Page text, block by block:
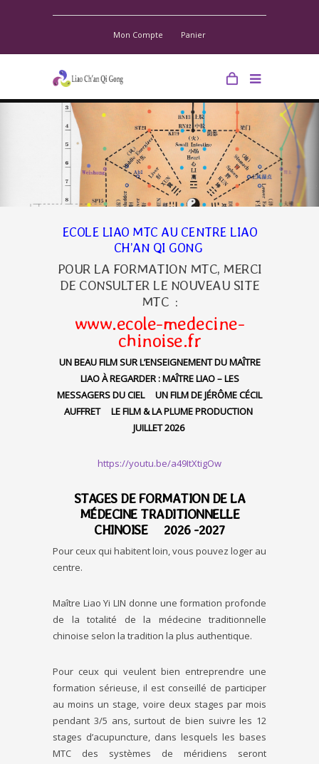
Mon Compte Panier
ECOLE LIAO MTC AU CENTRE LIAO
CH’AN QI GONG
POUR LA FORMATION MTC, MERCI
DE CONSULTER LE NOUVEAU SITE
MTC :
www.ecole-medecine-
chinoise.fr
UN BEAU FILM SUR L’ENSEIGNEMENT DU MAÎTRE
LIAO À REGARDER : MAÎTRE LIAO – LES
MESSAGERS DU CIEL UN FILM DE JÉRÔME CÉCIL
AUFFRET LE FILM & LA PLUME PRODUCTION
JUILLET 2026
https://youtu.be/a49ItXtigOw
STAGES DE FORMATION DE LA
MÉDECINE TRADITIONNELLE
CHINOISE 2026 -2027
Pour ceux qui habitent loin, vous pouvez loger au
centre.
Maître Liao Yi LIN donne une formation profonde
de la totalité de la médecine traditionnelle
chinoise selon la tradition la plus authentique.
Pour ceux qui veulent bien entreprendre une
formation sérieuse, il est conseillé de participer
au moins un stage, voire deux stages par mois
pendant 3/5 ans, surtout de bien suivre les 12
stages d’acupuncture, dans lesquels les bases
MTC des systèmes de méridiens seront